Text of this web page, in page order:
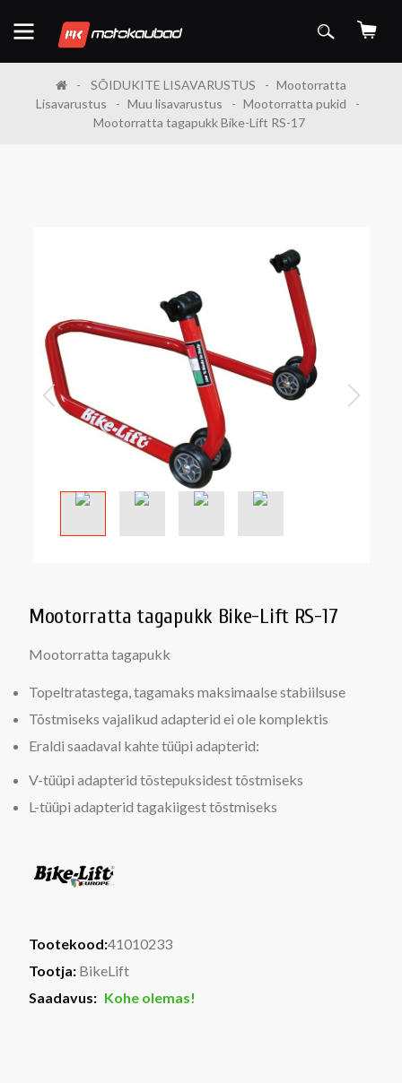
SÕIDUKITE LISAVARUSTUS
Mootorratta
Lisavarustus
Muu lisavarustus
Mootorratta pukid
Mootorratta tagapukk Bike-Lift RS-17
Mootorratta tagapukk Bike-Lift RS-17
Mootorratta tagapukk
Topeltratastega, tagamaks maksimaalse stabiilsuse
Tõstmiseks vajalikud adapterid ei ole komplektis
Eraldi saadaval kahte tüüpi adapterid:
V-tüüpi adapterid tõstepuksidest tõstmiseks
L-tüüpi adapterid tagakiigest tõstmiseks
Tootekood:41010233
Tootja: BikeLift
Saadavus: Kohe olemas!